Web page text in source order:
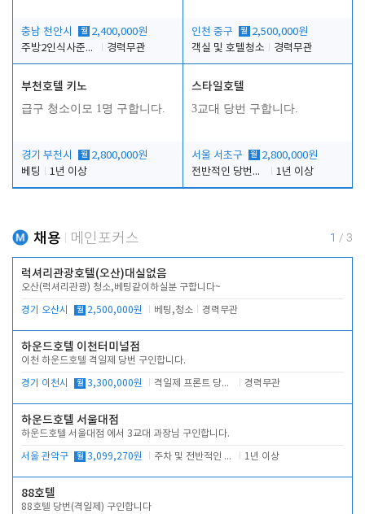
충남 천안시 월 2,400,000원
주방2인식사준비및청소린렌보조
경력무관
인천 중구 월 2,500,000원
객실 및 호텔청소
경력무관
부천호텔 키노
급구 청소이모 1명 구합니다.
경기 부천시 월 2,800,000원
베팅
1년 이상
스타일호텔
3교대 당번 구합니다.
서울 서초구 월 2,800,000원
전반적인 당번업무
1년 이상
채용 메인포커스 1 / 3
럭셔리관광호텔(오산)대실없음
오산(럭셔리관광) 청소,베팅같이하실분 구합니다~
경기 오산시 월 2,500,000원 베팅,청소 경력무관
하운드호텔 이천터미널점
이천 하운드호텔 격일제 당번 구인합니다.
경기 이천시 월 3,300,000원 격일제 프론트 당번 업무로 주차 및 객실 점검 경력무관
하운드호텔 서울대점
하운드호텔 서울대점 에서 3교대 과장님 구인합니다.
서울 관악구 월 3,099,270원 주차 및 전반적인 당번업무 1년 이상
88호텔
88호텔 당번(격일제) 구인합니다